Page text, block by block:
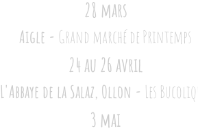
28 mars
Aigle - Grand marché de Printemps
24 au 26 avril
L'Abbaye de la Salaz, Ollon - Les
3 mai